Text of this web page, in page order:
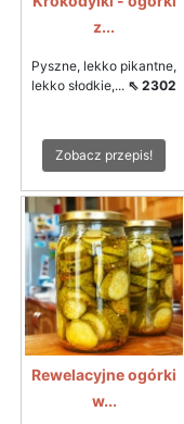
z...
Pyszne, lekko pikantne,
lekko słodkie,... ⇖ 2302
Zobacz przepis!
Rewelacyjne ogórki
w...